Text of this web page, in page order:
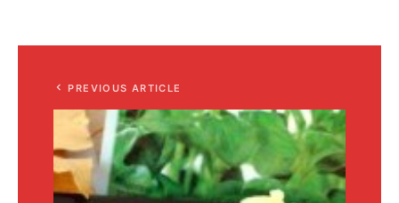
PREVIOUS ARTICLE